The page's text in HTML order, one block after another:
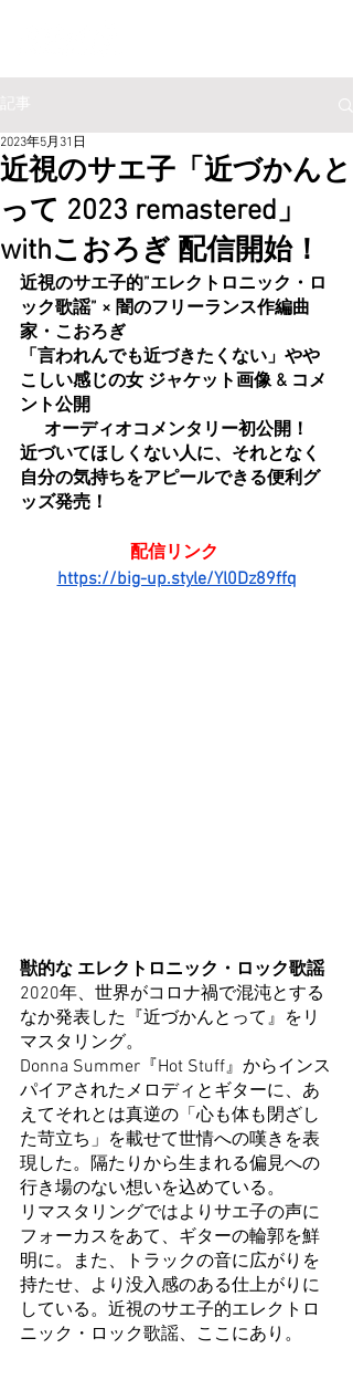
近視のサエ子「近づかんと
って 2023 remastered」
withこおろぎ 配信開始！
2023年5月31日
近視のサエ子的”エレクトロニック・ロ
ック歌謡” × 闇のフリーランス作編曲
家・こおろぎ
「言われんでも近づきたくない」やや
こしい感じの女 ジャケット画像 & コメ
ント公開
オーディオコメンタリー初公開！
近づいてほしくない人に、それとなく
自分の気持ちをアピールできる便利グ
ッズ発売！
配信リンク
https://big-up.style/Yl0Dz89ffq
獣的な エレクトロニック・ロック歌謡
2020年、世界がコロナ禍で混沌とする
なか発表した『近づかんとって』をリ
マスタリング。
Donna Summer『Hot Stuff』からインス
パイアされたメロディとギターに、あ
えてそれとは真逆の「心も体も閉ざし
た苛立ち」を載せて世情への嘆きを表
現した。隔たりから生まれる偏見への
行き場のない想いを込めている。
リマスタリングではよりサエ子の声に
フォーカスをあて、ギターの輪郭を鮮
明に。また、トラックの音に広がりを
持たせ、より没入感のある仕上がりに
している。近視のサエ子的エレクトロ
ニック・ロック歌謡、ここにあり。